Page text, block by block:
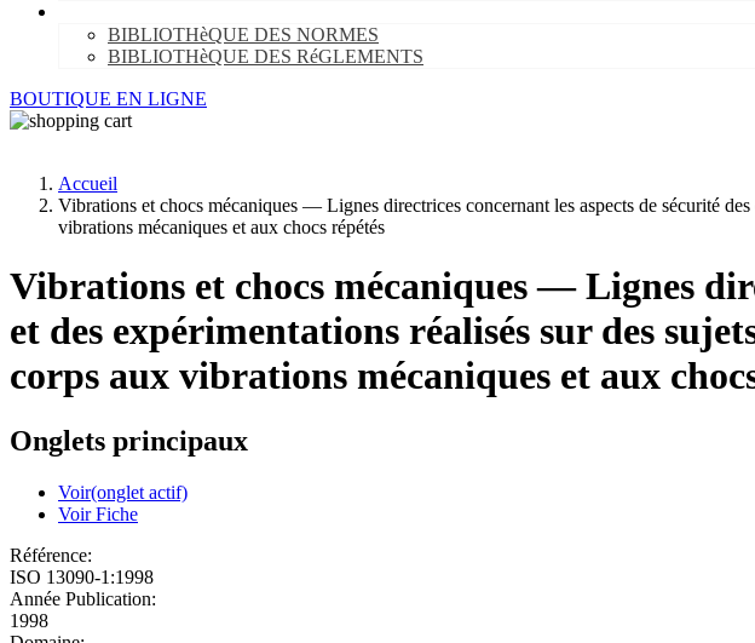
BIBLIOTHèQUE DES NORMES
BIBLIOTHèQUE DES RéGLEMENTS
BOUTIQUE EN LIGNE
Accueil
Vibrations et chocs mécaniques — Lignes directrices concernant les aspects de sécurité
vibrations mécaniques et aux chocs répétés
Vibrations et chocs mécaniques — Lignes
et des expérimentations réalisés sur des
corps aux vibrations mécaniques et aux
Onglets principaux
Voir(onglet actif)
Voir Fiche
Référence:
ISO 13090-1:1998
Année Publication:
1998